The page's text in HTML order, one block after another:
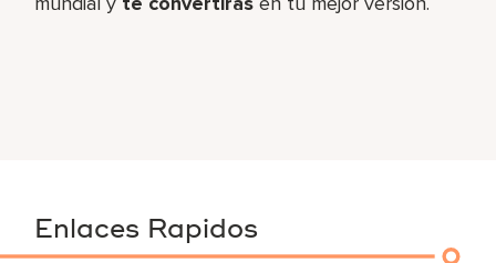
Enlaces Rapidos